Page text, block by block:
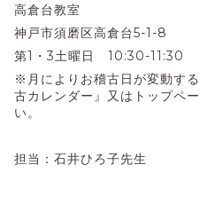
高倉台教室
神戸市須磨区高倉台5-1-8
第1・3土曜日 10:30-11:30
※月によりお稽古日が変動す
古カレンダー』又はトップペ
い。
担当：石井ひろ子先生